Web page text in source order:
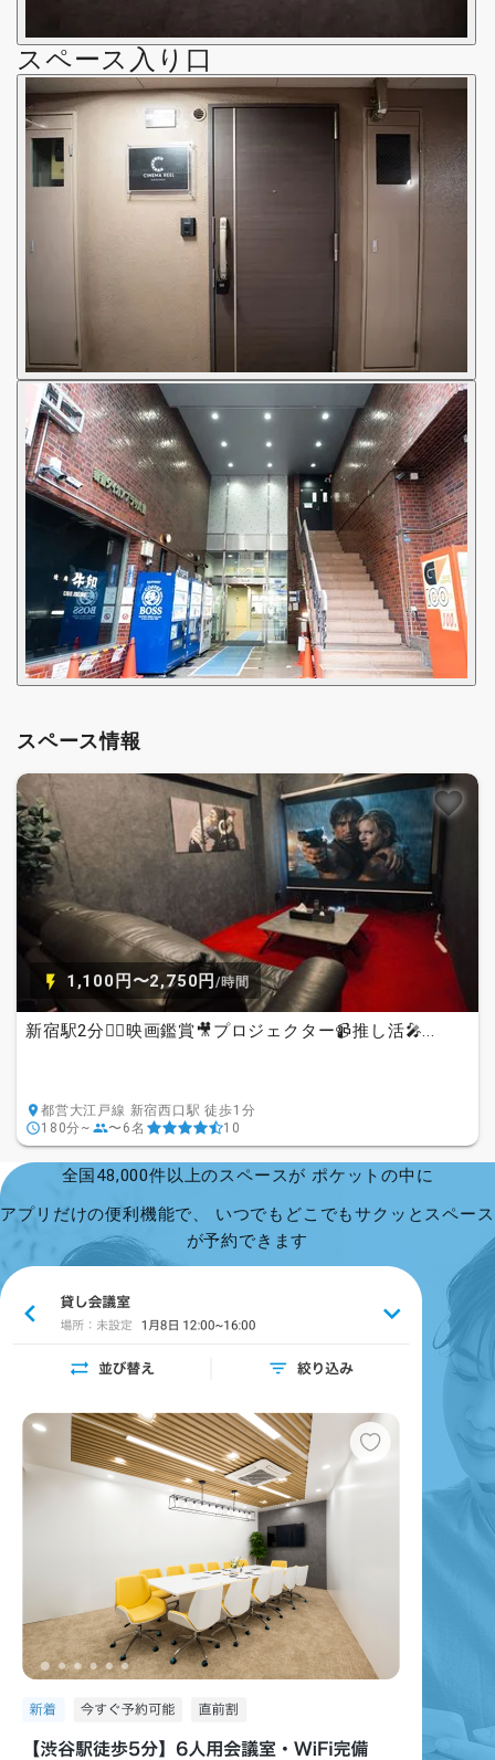
スペース情報
1,100円〜2,750円/時間
新宿駅2分🚶‍♀️映画鑑賞🎥プロジェクター📹️推し活🎤...
都営大江戸線 新宿西口駅 徒歩1分
180分~
〜6名 10
スペース入り口
全国48,000件以上のスペースが ポケットの中に
アプリだけの便利機能で、 いつでもどこでもサクッとスペース
が予約できます